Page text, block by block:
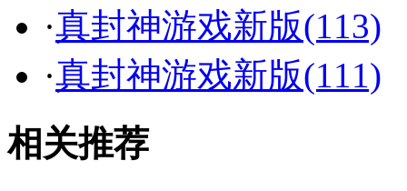
·真封神游戏新版(113)
·真封神游戏新版(111)
相关推荐